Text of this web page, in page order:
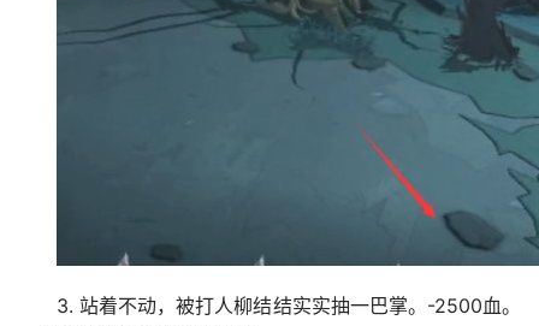
3. 站着不动，被打人柳结结实实抽一巴掌。-2500血。